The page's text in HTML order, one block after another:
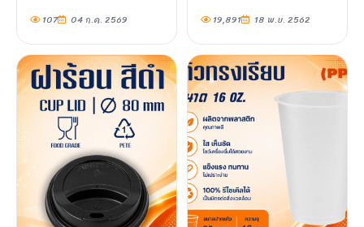
107 04 ก.ค. 2569 19,891 18 พ.ย. 2562